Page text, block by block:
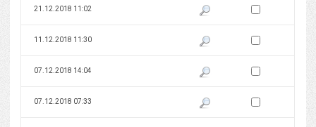
21.12.2018 11:02 Pokaż podgląd wersji z dnia
Zaznacz wersję do
11.12.2018 11:30 Pokaż podgląd wersji z dnia
Zaznacz wersję do
07.12.2018 14:04 Pokaż podgląd wersji z dnia
Zaznacz wersję do
07.12.2018 07:33 Pokaż podgląd wersji z dnia
Zaznacz wersję do